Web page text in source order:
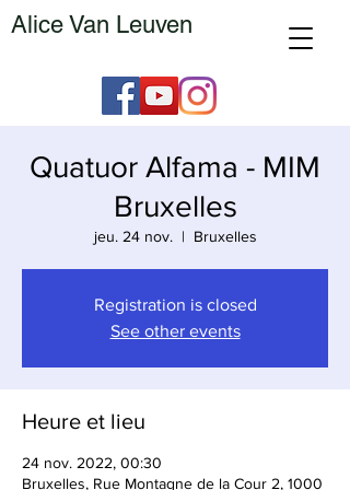
Alice Van Leuven
Quatuor Alfama - MIM
Bruxelles
jeu. 24 nov.
  |
Bruxelles
Registration is closed
See other events
Heure et lieu
24 nov. 2022, 00:30
Bruxelles, Rue Montagne de la Cour 2, 1000